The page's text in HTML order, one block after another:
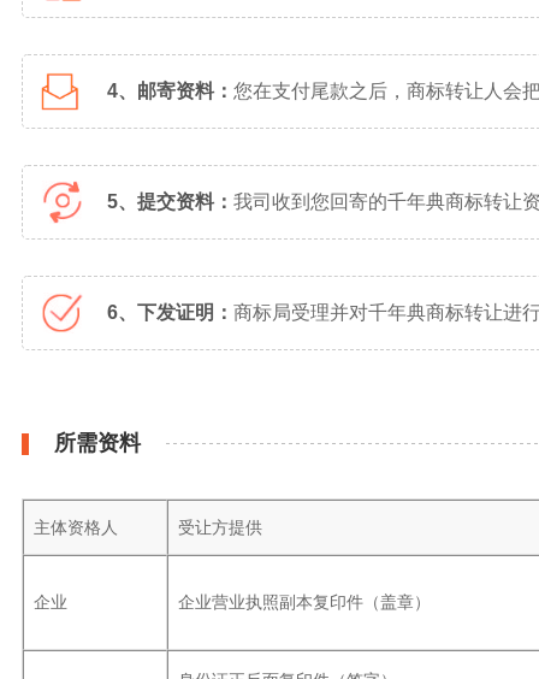
4、邮寄资料： 您在支付尾款之后，商标转让人会
5、提交资料： 我司收到您回寄的千年典商标转让
6、下发证明： 商标局受理并对千年典商标转让进
所需资料
主体资格人 受让方提供
企业 企业营业执照副本复印件（盖章）